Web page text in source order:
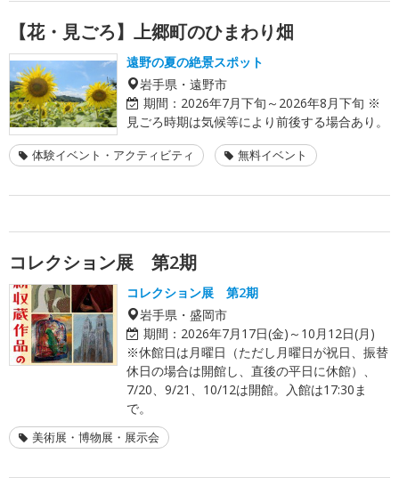
【花・見ごろ】上郷町のひまわり畑
遠野の夏の絶景スポット
岩手県・遠野市
期間： 2026年7月下旬～2026年8月下旬 ※
見ごろ時期は気候等により前後する場合あり。
体験イベント・アクティビティ 無料イベント
コレクション展 第2期
コレクション展 第2期
岩手県・盛岡市
期間： 2026年7月17日(金)～10月12日(月)
※休館日は月曜日（ただし月曜日が祝日、振替
休日の場合は開館し、直後の平日に休館）、
7/20、9/21、10/12は開館。入館は17:30ま
で。
美術展・博物展・展示会